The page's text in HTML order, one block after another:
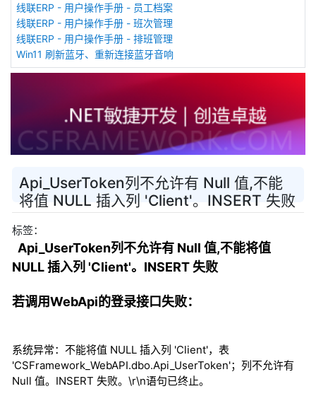
线联ERP - 用户操作手册 - 员工档案
线联ERP - 用户操作手册 - 班次管理
线联ERP - 用户操作手册 - 排班管理
Win11 刷新蓝牙、重新连接蓝牙音响
Api_UserToken列不允许有 Null 值,不能
将值 NULL 插入列 'Client'。INSERT 失败
标签：
Api_UserToken列不允许有 Null 值,不能将值
NULL 插入列 'Client'。INSERT 失败
若调用WebApi的登录接口失败：
系统异常：不能将值 NULL 插入列 'Client'，表
'CSFramework_WebAPI.dbo.Api_UserToken'；列不允许有
Null 值。INSERT 失败。\r\n语句已终止。